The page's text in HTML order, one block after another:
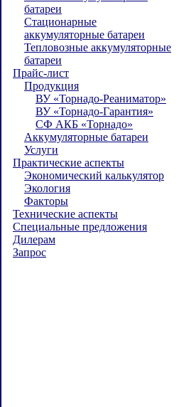
батареи
Стационарные
аккумуляторные батареи
Тепловозные аккумуляторные
батареи
Прайс-лист
Продукция
ВУ «Торнадо-Реаниматор»
ВУ «Торнадо-Гарантия»
СФ АКБ «Торнадо»
Аккумуляторные батареи
Услуги
Практические аспекты
Экономический калькулятор
Экология
Факторы
Технические аспекты
Специальные предложения
Дилерам
Запрос